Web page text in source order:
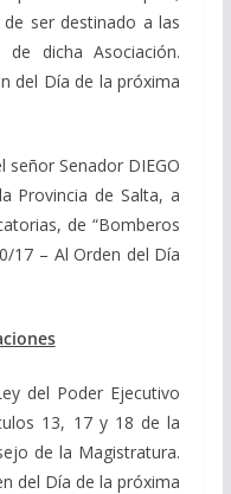
ser destinado a las
dicha Asociación.
del Día de la próxima
Senador DIEGO
Provincia de Salta, a
de “Bomberos
17 – Al Orden del Día
Poder Ejecutivo
13, 17 y 18 de la
de la Magistratura.
del Día de la próxima